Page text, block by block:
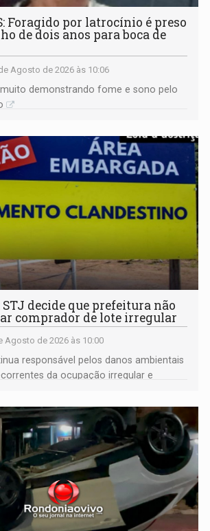
Foragido por latrocínio é preso
de dois anos para boca de
Agosto de 2026 às 10:06
demonstrando fome e sono pelo
STJ decide que prefeitura não
comprador de lote irregular
Agosto de 2026 às 10:00
responsável pelos danos ambientais
da ocupação irregular e